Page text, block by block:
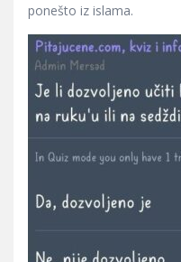
ponešto iz islama.